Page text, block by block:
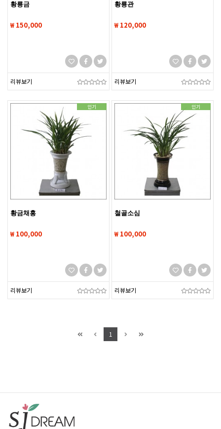
황룡금
₩ 150,000
리뷰보기
황룡관
₩ 120,000
리뷰보기
인기
황금채홍
₩ 100,000
리뷰보기
인기
철골소심
₩ 100,000
리뷰보기
1